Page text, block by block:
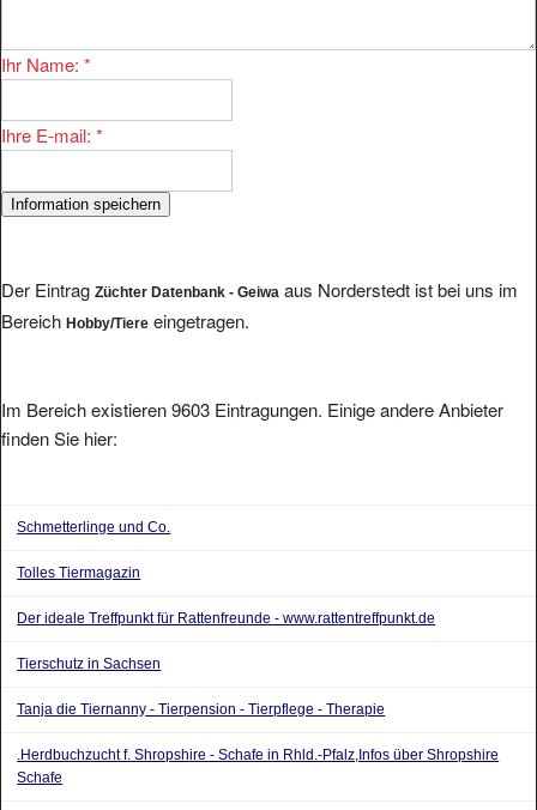
Ihr Name: *
Ihre E-mail: *
Der Eintrag Züchter Datenbank - Geiwa aus Norderstedt ist bei uns im
Bereich Hobby/Tiere eingetragen.
Im Bereich existieren 9603 Eintragungen. Einige andere Anbieter
finden Sie hier:
Schmetterlinge und Co.
Tolles Tiermagazin
Der ideale Treffpunkt für Rattenfreunde - www.rattentreffpunkt.de
Tierschutz in Sachsen
Tanja die Tiernanny - Tierpension - Tierpflege - Therapie
.Herdbuchzucht f. Shropshire - Schafe in Rhld.-Pfalz,Infos über Shropshire
Schafe